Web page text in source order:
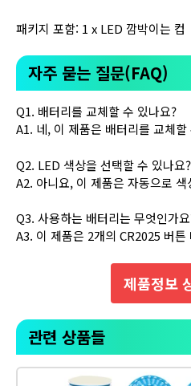
패키지 포함: 1 x LED 깜박이는 컵
자주 묻는 질문(FAQ)
Q1. 배터리를 교체할 수 있나요?
A1. 네, 이 제품은 배터리를 교체할
Q2. LED 색상을 선택할 수 있나요?
A2. 아니요, 이 제품은 자동으로
Q3. 사용하는 배터리는 무엇인가
A3. 이 제품은 2개의 CR2025 버
제품정보
관련 상품들